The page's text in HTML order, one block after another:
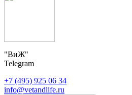
"ВиЖ"
Telegram
+7 (495) 925 06 34
info@vetandlife.ru